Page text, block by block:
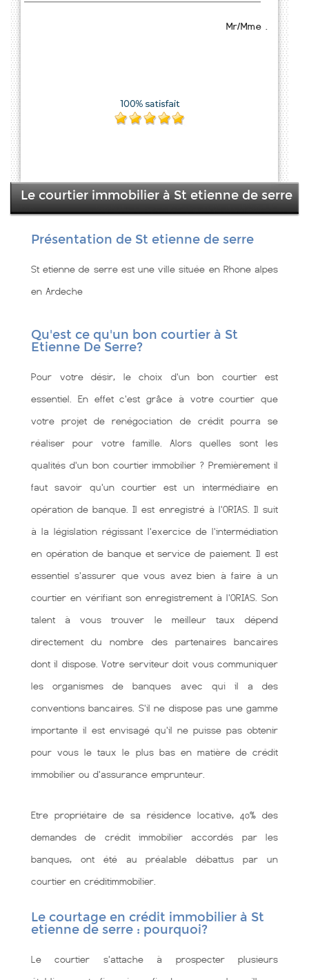
Mr/Mme .
Le courtier immobilier à St etienne de serre
Présentation de St etienne de serre
St etienne de serre est une ville située en Rhone alpes
en Ardeche
Qu'est ce qu'un bon courtier à St
Etienne De Serre?
Pour votre désir, le choix d'un bon courtier est
essentiel. En effet c'est grâce à votre courtier que
votre projet de renégociation de crédit pourra se
réaliser pour votre famille. Alors quelles sont les
qualités d'un bon courtier immobilier ? Premièrement il
faut savoir qu'un courtier est un intermédiaire en
opération de banque. Il est enregistré à l'ORIAS. Il suit
à la législation régissant l'exercice de l'intermédiation
en opération de banque et service de paiement. Il est
essentiel s'assurer que vous avez bien à faire à un
courtier en vérifiant son enregistrement à l'ORIAS. Son
talent à vous trouver le meilleur taux dépend
directement du nombre des partenaires bancaires
dont il dispose. Votre serviteur doit vous communiquer
les organismes de banques avec qui il a des
conventions bancaires. S'il ne dispose pas une gamme
importante il est envisagé qu'il ne puisse pas obtenir
pour vous le taux le plus bas en matière de crédit
immobilier ou d'assurance emprunteur.
Etre propriétaire de sa résidence locative, 40% des
demandes de crédit immobilier accordés par les
banques, ont été au préalable débattus par un
courtier en créditimmobilier.
Le courtage en crédit immobilier à St
etienne de serre : pourquoi?
Le courtier s'attache à prospecter plusieurs